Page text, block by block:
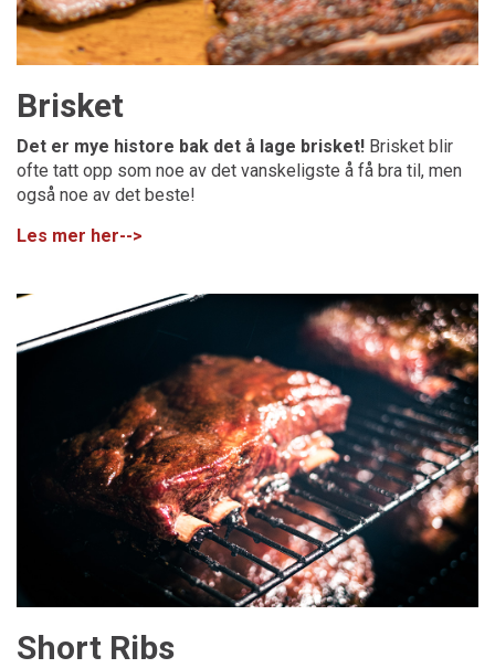
Brisket
Det er mye histore bak det å lage brisket! Brisket blir
ofte tatt opp som noe av det vanskeligste å få bra til, men
også noe av det beste!
Les mer her-->
Short Ribs